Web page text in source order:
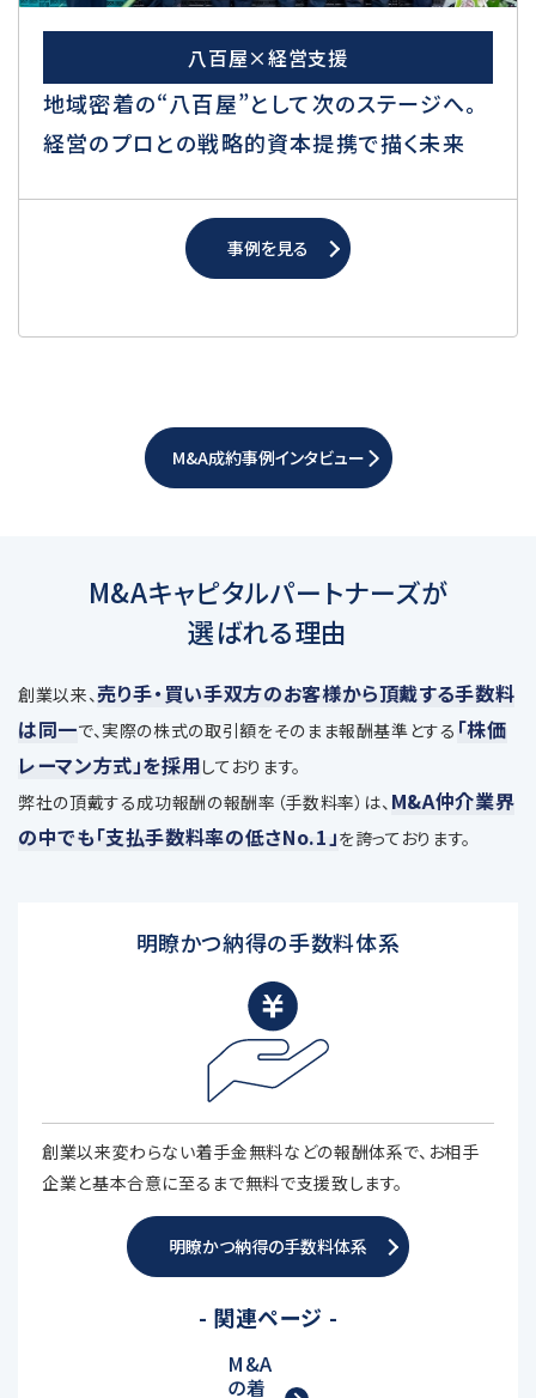
八百屋×経営支援
地域密着の“八百屋”として次のステージへ。
経営のプロとの戦略的資本提携で描く未来
事例を見る
M&A成約事例インタビュー
M&Aキャピタルパートナーズが
選ばれる理由
創業以来、売り手・買い手双方のお客様から頂戴する手数料
は同一で、実際の株式の取引額をそのまま報酬基準とする 「株価
レーマン方式」を採用しております。
弊社の頂戴する成功報酬の報酬率（手数料率）は、 M&A仲介業界
の中でも「支払手数料率の低さNo.1」を誇っております。
明瞭かつ納得の手数料体系
創業以来変わらない着手金無料などの報酬体系で、お相手
企業と基本合意に至るまで無料で支援致します。
明瞭かつ納得の手数料体系
- 関連ページ -
M&A
の着